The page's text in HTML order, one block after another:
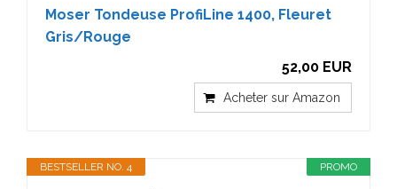
Moser Tondeuse ProfiLine 1400, Fleuret
Gris/Rouge
52,00 EUR
Acheter sur Amazon
PROMO
BESTSELLER NO. 4